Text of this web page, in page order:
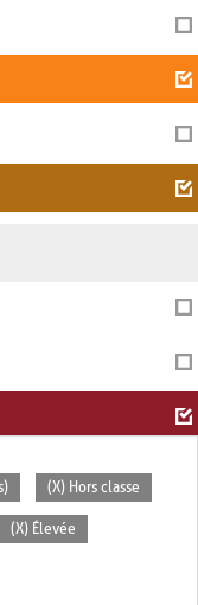
(X) Hors classe
(X) Élevée